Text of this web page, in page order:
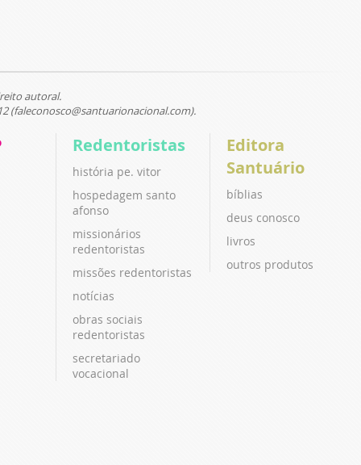
autoral.
(faleconosco@santuarionacional.com).
Redentoristas
história pe. vitor
hospedagem santo
afonso
missionários
redentoristas
missões redentoristas
notícias
obras sociais
redentoristas
secretariado
vocacional
Editora
Santuário
bíblias
deus conosco
livros
outros produtos